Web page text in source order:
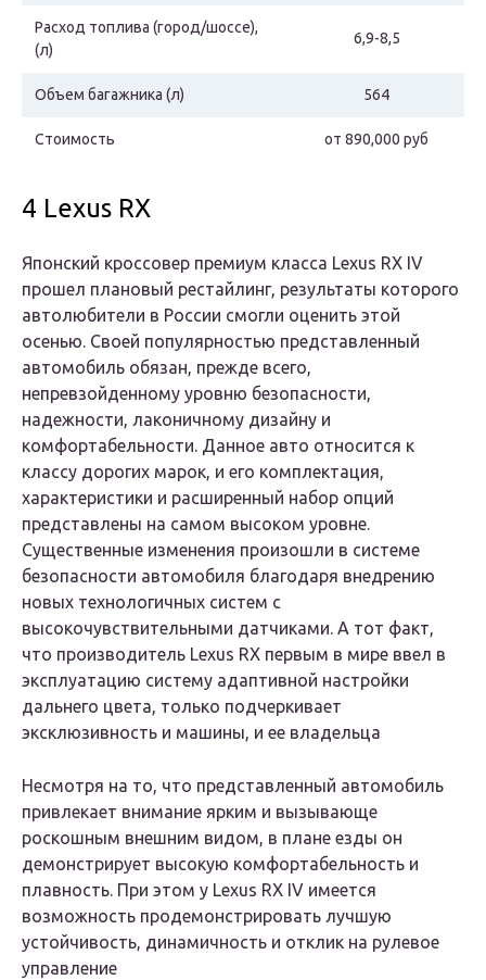
Расход топлива (город/шоссе),
(л)
6,9-8,5
Объем багажника (л) 564
Стоимость от 890,000 руб
4 Lexus RX
Японский кроссовер премиум класса Lexus RX IV
прошел плановый рестайлинг, результаты которого
автолюбители в России смогли оценить этой
осенью. Своей популярностью представленный
автомобиль обязан, прежде всего,
непревзойденному уровню безопасности,
надежности, лаконичному дизайну и
комфортабельности. Данное авто относится к
классу дорогих марок, и его комплектация,
характеристики и расширенный набор опций
представлены на самом высоком уровне.
Существенные изменения произошли в системе
безопасности автомобиля благодаря внедрению
новых технологичных систем с
высокочувствительными датчиками. А тот факт,
что производитель Lexus RX первым в мире ввел в
эксплуатацию систему адаптивной настройки
дальнего цвета, только подчеркивает
эксклюзивность и машины, и ее владельца
Несмотря на то, что представленный автомобиль
привлекает внимание ярким и вызывающе
роскошным внешним видом, в плане езды он
демонстрирует высокую комфортабельность и
плавность. При этом у Lexus RX IV имеется
возможность продемонстрировать лучшую
устойчивость, динамичность и отклик на рулевое
управление